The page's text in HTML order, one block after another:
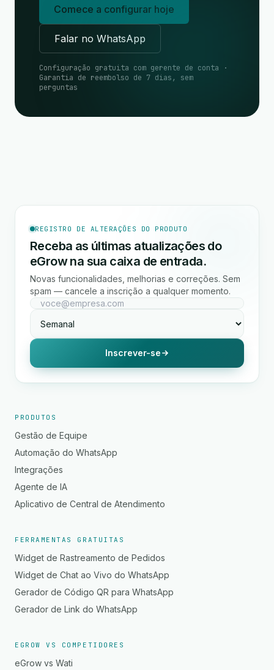
Comece a configurar hoje
Falar no WhatsApp
Configuração gratuita com gerente de conta ·
Garantia de reembolso de 7 dias, sem
perguntas
REGISTRO DE ALTERAÇÕES DO PRODUTO
Receba as últimas atualizações do
eGrow na sua caixa de entrada.
Novas funcionalidades, melhorias e correções. Sem
spam — cancele a inscrição a qualquer momento.
Inscrever-se
PRODUTOS
Gestão de Equipe
Automação do WhatsApp
Integrações
Agente de IA
Aplicativo de Central de Atendimento
FERRAMENTAS GRATUITAS
Widget de Rastreamento de Pedidos
Widget de Chat ao Vivo do WhatsApp
Gerador de Código QR para WhatsApp
Gerador de Link do WhatsApp
EGROW VS COMPETIDORES
eGrow vs Wati